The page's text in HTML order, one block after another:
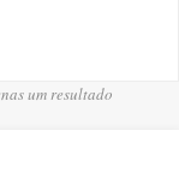
um resultado